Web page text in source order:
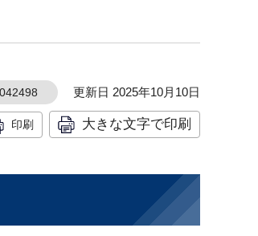
更新日 2025年10月10日
印刷 大きな文字で印刷